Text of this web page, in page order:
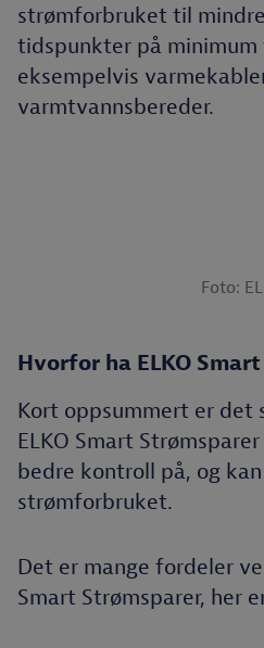
strømforbruket til
tidspunkter på minimum
eksempelvis
varmtvannsbereder.
Foto:
Hvorfor ha ELKO
Kort oppsummert er det
ELKO Smart
bedre kontroll på, og
strømforbruket.
Det er mange fordeler
Smart Strømsparer, her